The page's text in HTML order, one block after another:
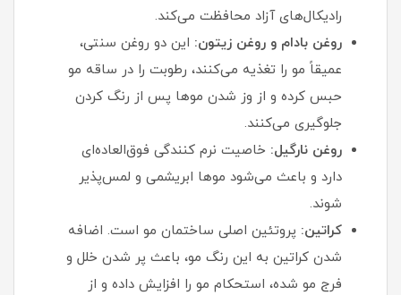
رادیکال‌های آزاد محافظت می‌کند.
روغن بادام و روغن زیتون: این دو روغن سنتی،
عمیقاً مو را تغذیه می‌کنند، رطوبت را در ساقه مو
حبس کرده و از وز شدن موها پس از رنگ کردن
جلوگیری می‌کنند.
روغن نارگیل: خاصیت نرم کنندگی فوق‌العاده‌ای
دارد و باعث می‌شود موها ابریشمی و لمس‌پذیر
شوند.
کراتین: پروتئین اصلی ساختمان مو است. اضافه
شدن کراتین به این رنگ مو، باعث پر شدن خلل و
فرج مو شده، استحکام مو را افزایش داده و از